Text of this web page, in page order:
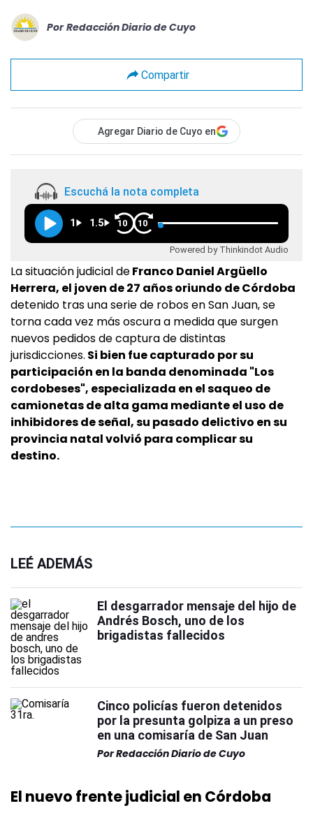
Por Redacción Diario de Cuyo
Compartir
Agregar Diario de Cuyo en
Escuchá la nota completa
1 1.5 10 10
Powered by Thinkindot Audio
La situación judicial deFranco Daniel Argüello
Herrera, el joven de 27 años oriundo de Córdoba
detenido tras una serie de robos en San Juan, se
torna cada vez más oscura a medida que surgen
nuevos pedidos de captura de distintas
jurisdicciones. Si bien fue capturado por su
participación en la banda denominada "Los
cordobeses", especializada en el saqueo de
camionetas de alta gama mediante el uso de
inhibidores de señal, su pasado delictivo en su
provincia natal volvió para complicar su
destino.
LEÉ ADEMÁS
El desgarrador mensaje del hijo de
Andrés Bosch, uno de los
brigadistas fallecidos
Cinco policías fueron detenidos
por la presunta golpiza a un preso
en una comisaría de San Juan
PorRedacción Diario de Cuyo
El nuevo frente judicial en Córdoba